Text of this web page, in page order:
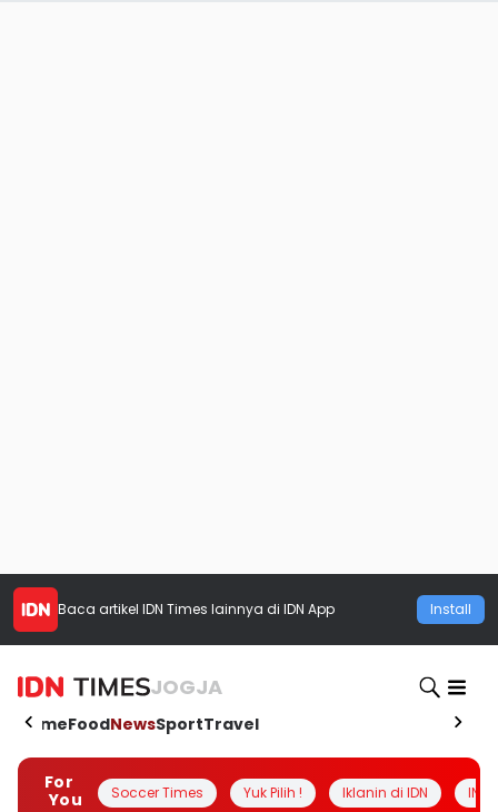
Baca artikel IDN Times lainnya di IDN App Install
JOGJA
HomeFoodNewsSportTravel
For
You
Soccer Times Yuk Pilih ! Iklanin di IDN